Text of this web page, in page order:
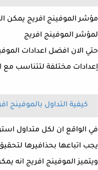
مؤشر الموفينج افريج يمكن
لمؤشر الموفينج افريج
إعدادات مختلفة لتتناسب مع
كيفية التداول بالموفينج
في الواقع ان لكل متداول
يجب اتباعها بحذافيرها
ويتميز الموفينج افريج انه